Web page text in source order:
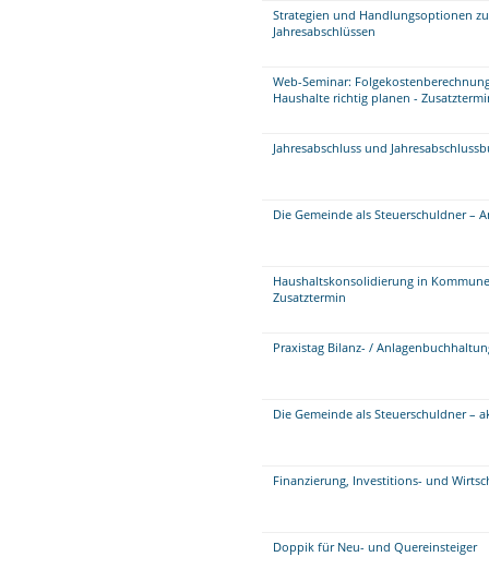
Strategien und Handlungsoptionen
Jahresabschlüssen
Web-Seminar:
Haushalte richtig planen -
Jahresabschluss und
Die Gemeinde als Steuerschuldner –
Haushaltskonsolidierung in
Zusatztermin
Praxistag Bilanz- /
Die Gemeinde als Steuerschuldner –
Finanzierung, Investitions- und
Doppik für Neu- und Quereinsteiger